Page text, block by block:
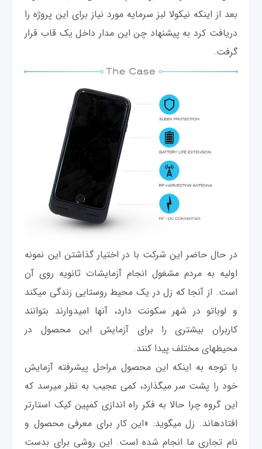
بعد از اینکه نیکولا لبز سرمایه مورد نیاز برای این پروژه را
دریافت کرد به پیشنهاد چن این مدار داخل یک قاب قرار
گرفت.
در حال حاضر این شركت با در اختیار گذاشتن این نمونه
اولیه به مردم مشغول انجام آزمايشات ثانویه روی آن
است. از آنجا که زل در یک محیط روستایی زندگی می‎کند
و لوباتو در شهر سکونت دارد، آنها امیدوارند بتوانند
کاربران بیشتری را برای آزمایش این محصول در
محیط‎های مختلف پیدا کنند.
با توجه به اینکه این محصول مراحل پیشرفته آزمايش
خود را پشت سر می‎گذارد، کمی‎ عجيب به نظر می‎رسد که
این گروه چرا حالا به فکر راه اندازی کمپین کیک استارتر
افتاده‎اند. زل می‎گوید: «این کار برای معرفی محصول و
نام تجاری ما انجام شده است. این روشی برای بدست